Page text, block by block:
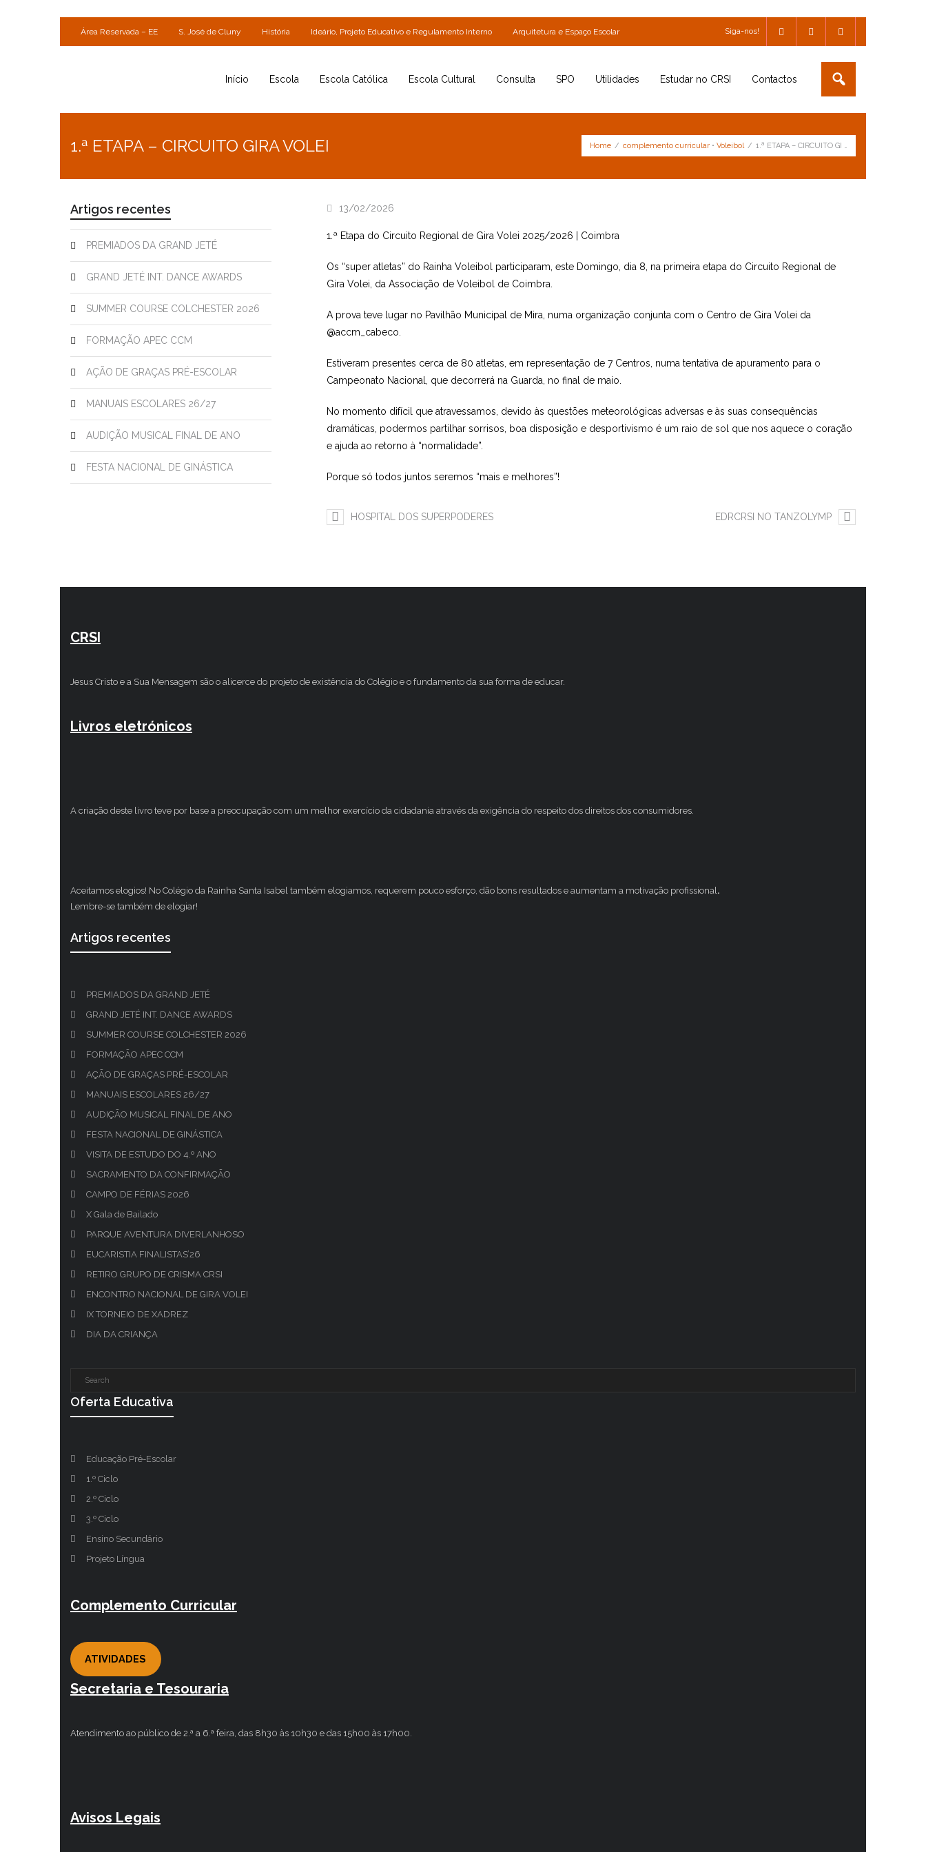
Área Reservada – EE S. José de Cluny História Ideário, Projeto Educativo e Regulamento Interno Arquitetura e Espaço Escolar Siga-nos!
Início Escola Escola Católica Escola Cultural Consulta SPO Utilidades Estudar no CRSI Contactos
1.ª ETAPA – CIRCUITO GIRA VOLEI Home / complemento curricular • Voleibol / 1.ª ETAPA – CIRCUITO GI …
13/02/2026
1.ª Etapa do Circuito Regional de Gira Volei 2025/2026 | Coimbra
Os “super atletas” do Rainha Voleibol participaram, este Domingo, dia 8, na primeira etapa do Circuito Regional de
Gira Volei, da Associação de Voleibol de Coimbra.
A prova teve lugar no Pavilhão Municipal de Mira, numa organização conjunta com o Centro de Gira Volei da
@accm_cabeco.
Estiveram presentes cerca de 80 atletas, em representação de 7 Centros, numa tentativa de apuramento para o
Campeonato Nacional, que decorrerá na Guarda, no final de maio.
No momento difícil que atravessamos, devido às questões meteorológicas adversas e às suas consequências
dramáticas, podermos partilhar sorrisos, boa disposição e desportivismo é um raio de sol que nos aquece o coração
e ajuda ao retorno à “normalidade”.
Porque só todos juntos seremos “mais e melhores”!
HOSPITAL DOS SUPERPODERES EDRCRSI NO TANZOLYMP
Artigos recentes
PREMIADOS DA GRAND JETÉ
GRAND JETÉ INT. DANCE AWARDS
SUMMER COURSE COLCHESTER 2026
FORMAÇÃO APEC CCM
AÇÃO DE GRAÇAS PRÉ-ESCOLAR
MANUAIS ESCOLARES 26/27
AUDIÇÃO MUSICAL FINAL DE ANO
FESTA NACIONAL DE GINÁSTICA
CRSI
Jesus Cristo e a Sua Mensagem são o alicerce do projeto de existência do Colégio e o fundamento da sua forma de educar.
Livros eletrónicos
A criação deste livro teve por base a preocupação com um melhor exercício da cidadania através da exigência do respeito dos direitos dos consumidores.
Aceitamos elogios! No Colégio da Rainha Santa Isabel também elogiamos, requerem pouco esforço, dão bons resultados e aumentam a motivação profissional.
Lembre-se também de elogiar!
Artigos recentes
PREMIADOS DA GRAND JETÉ
GRAND JETÉ INT. DANCE AWARDS
SUMMER COURSE COLCHESTER 2026
FORMAÇÃO APEC CCM
AÇÃO DE GRAÇAS PRÉ-ESCOLAR
MANUAIS ESCOLARES 26/27
AUDIÇÃO MUSICAL FINAL DE ANO
FESTA NACIONAL DE GINÁSTICA
VISITA DE ESTUDO DO 4.º ANO
SACRAMENTO DA CONFIRMAÇÃO
CAMPO DE FÉRIAS 2026
X Gala de Bailado
PARQUE AVENTURA DIVERLANHOSO
EUCARISTIA FINALISTAS’26
RETIRO GRUPO DE CRISMA CRSI
ENCONTRO NACIONAL DE GIRA VOLEI
IX TORNEIO DE XADREZ
DIA DA CRIANÇA
Oferta Educativa
Educação Pré-Escolar
1.º Ciclo
2.º Ciclo
3.º Ciclo
Ensino Secundário
Projeto Língua
Complemento Curricular
ATIVIDADES
Secretaria e Tesouraria
Atendimento ao público de 2.ª a 6.ª feira, das 8h30 às 10h30 e das 15h00 às 17h00.
Avisos Legais